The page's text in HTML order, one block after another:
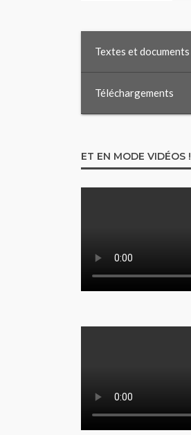
Textes et documents
Téléchargements
ET EN MODE VIDÉOS !